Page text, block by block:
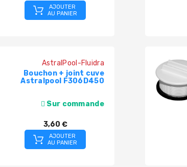
AJOUTER
AU PANIER
AstralPool-Fluidra
Bouchon + joint cuve
Astralpool F306D450
Sur commande
3,60 €
AJOUTER
AU PANIER